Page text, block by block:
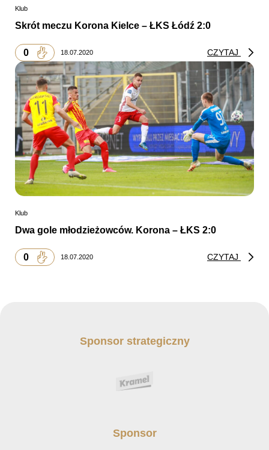
Klub
Skrót meczu Korona Kielce – ŁKS Łódź 2:0
0 18.07.2020 CZYTAJ
Klub
Dwa gole młodzieżowców. Korona – ŁKS 2:0
0 18.07.2020 CZYTAJ
Sponsor strategiczny
Sponsor